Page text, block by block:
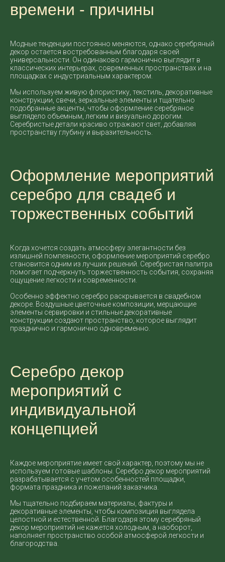
времени - причины
Модные тенденции постоянно меняются, однако серебряный
декор остается востребованным благодаря своей
универсальности. Он одинаково гармонично выглядит в
классических интерьерах, современных пространствах и на
площадках с индустриальным характером.
Мы используем живую флористику, текстиль, декоративные
конструкции, свечи, зеркальные элементы и тщательно
подобранные акценты, чтобы оформление серебряное
выглядело объемным, легким и визуально дорогим.
Серебристые детали красиво отражают свет, добавляя
пространству глубину и выразительность.
Оформление мероприятий
серебро для свадеб и
торжественных событий
Когда хочется создать атмосферу элегантности без
излишней помпезности, оформление мероприятий серебро
становится одним из лучших решений. Серебристая палитра
помогает подчеркнуть торжественность события, сохраняя
ощущение легкости и современности.
Особенно эффектно серебро раскрывается в свадебном
декоре. Воздушные цветочные композиции, мерцающие
элементы сервировки и стильные декоративные
конструкции создают пространство, которое выглядит
празднично и гармонично одновременно.
Серебро декор
мероприятий с
индивидуальной
концепцией
Каждое мероприятие имеет свой характер, поэтому мы не
используем готовые шаблоны. Серебро декор мероприятий
разрабатывается с учетом особенностей площадки,
формата праздника и пожеланий заказчика.
Мы тщательно подбираем материалы, фактуры и
декоративные элементы, чтобы композиция выглядела
целостной и естественной. Благодаря этому серебряный
декор мероприятий не кажется холодным, а наоборот,
наполняет пространство особой атмосферой легкости и
благородства.